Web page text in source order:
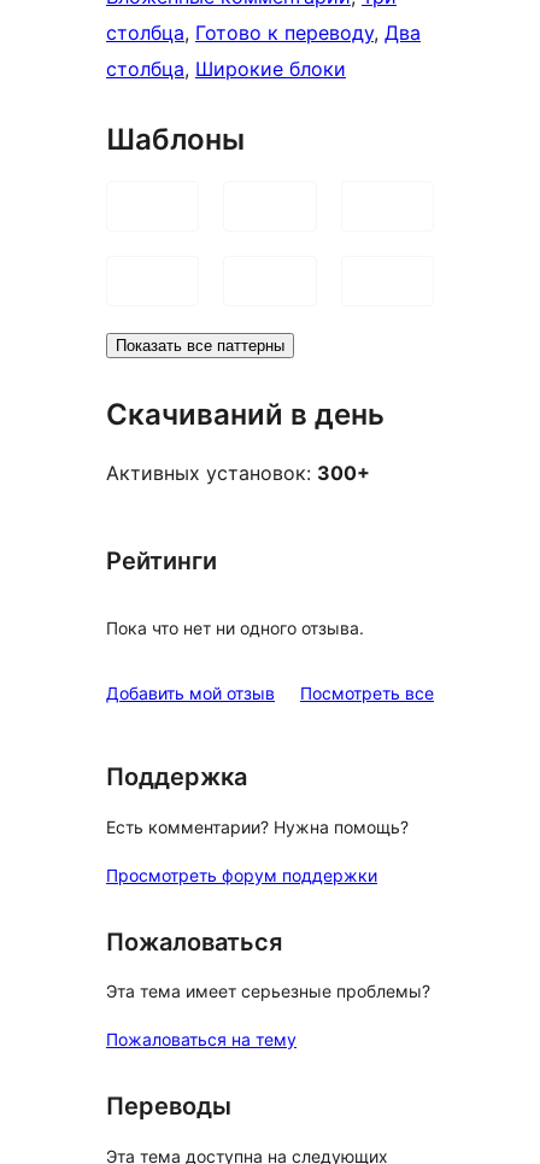
столбца, Готово к переводу, Два
столбца, Широкие блоки
Шаблоны
Показать все паттерны
Скачиваний в день
Активных установок: 300+
Рейтинги
Пока что нет ни одного отзыва.
Добавить мой отзыв Посмотреть всеотзывы
Поддержка
Есть комментарии? Нужна помощь?
Просмотреть форум поддержки
Пожаловаться
Эта тема имеет серьезные проблемы?
Пожаловаться на тему
Переводы
Эта тема доступна на следующих